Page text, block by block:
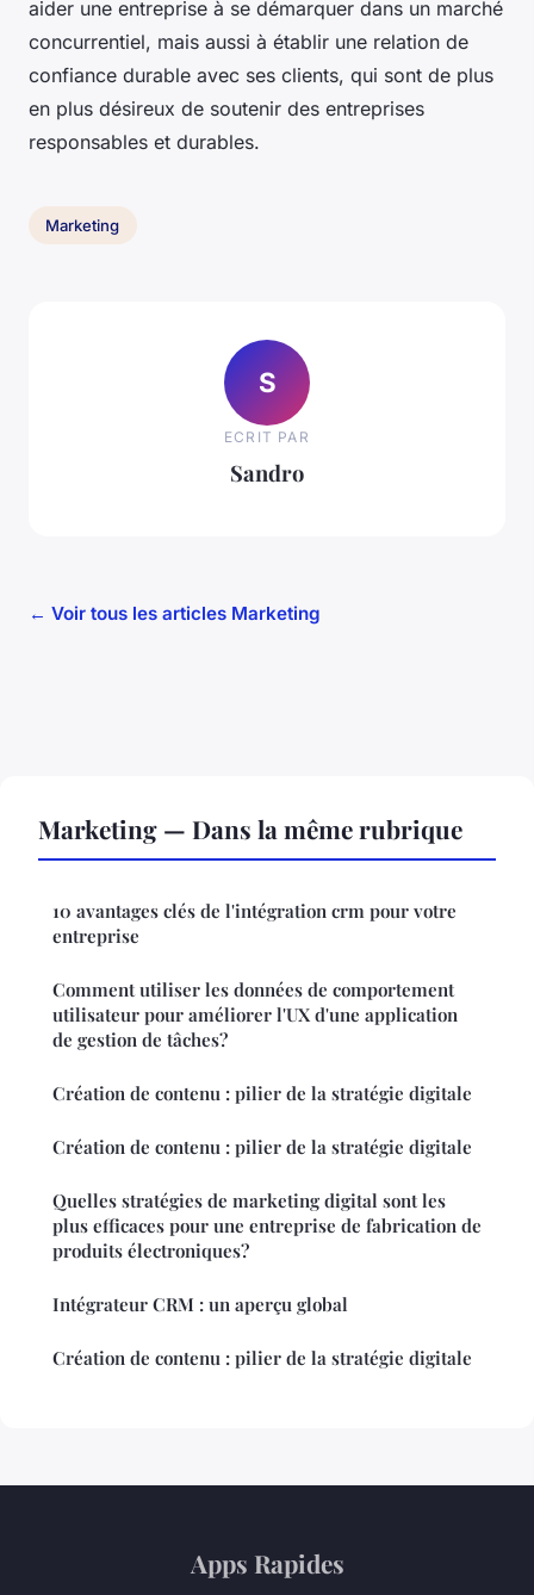
aider une entreprise à se démarquer dans un marché
concurrentiel, mais aussi à établir une relation de
confiance durable avec ses clients, qui sont de plus
en plus désireux de soutenir des entreprises
responsables et durables.
Marketing
S
ECRIT PAR
Sandro
← Voir tous les articles Marketing
Marketing — Dans la même rubrique
10 avantages clés de l'intégration crm pour votre
entreprise
Comment utiliser les données de comportement
utilisateur pour améliorer l'UX d'une application
de gestion de tâches?
Création de contenu : pilier de la stratégie digitale
Création de contenu : pilier de la stratégie digitale
Quelles stratégies de marketing digital sont les
plus efficaces pour une entreprise de fabrication de
produits électroniques?
Intégrateur CRM : un aperçu global
Création de contenu : pilier de la stratégie digitale
Apps Rapides